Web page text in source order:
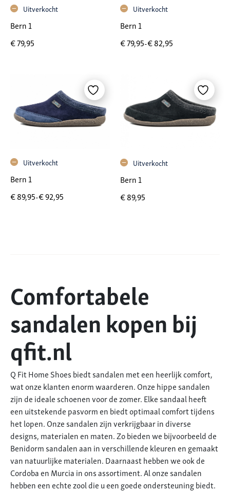
Uitverkocht
Bern 1
€79,95
Uitverkocht
Bern 1
€79,95-€82,95
Prijsklasse: € 79,95 tot € 82,95
Uitverkocht
Bern 1
€89,95-€92,95
Prijsklasse: € 89,95 tot € 92,95
Uitverkocht
Bern 1
€89,95
Comfortabele
sandalen kopen bij
qfit.nl
Q Fit Home Shoes biedt sandalen met een heerlijk comfort,
wat onze klanten enorm waarderen. Onze hippe sandalen
zijn de ideale schoenen voor de zomer. Elke sandaal heeft
een uitstekende pasvorm en biedt optimaal comfort tijdens
het lopen. Onze sandalen zijn verkrijgbaar in diverse
designs, materialen en maten. Zo bieden we bijvoorbeeld de
Benidorm sandalen aan in verschillende kleuren en gemaakt
van natuurlijke materialen. Daarnaast hebben we ook de
Cordoba en Murcia in ons assortiment. Al onze sandalen
hebben een echte zool die u een goede ondersteuning biedt.